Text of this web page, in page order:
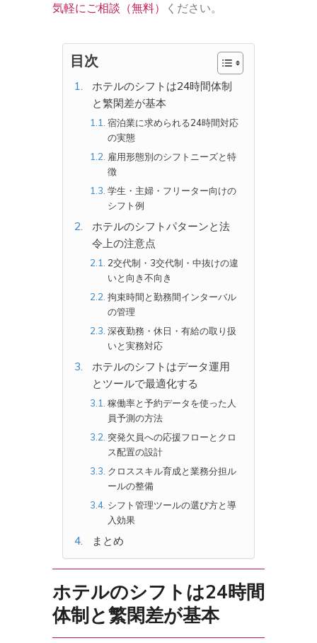
気軽にご相談（無料）
ください。
目次
ホテルのシフトは24時間体制
と繁閑差が基本
宿泊業に求められる24時間対応
の実態
雇用形態別のシフトニーズと特
徴
学生・主婦・フリーター向けの
シフト例
ホテルのシフトパターンと法
令上の注意点
2交代制・3交代制・中抜けの違
いと向き不向き
拘束時間と勤務間インターバル
の管理
深夜勤務・休日・有給の取り扱
いと実務対応
ホテルのシフトはデータ運用
とツールで最適化する
稼働率と予約データを使った人
員予測の方法
突発欠員への応援フローとクロ
ス配置の設計
クロススキル育成と業務分担ル
ールの整備
シフト管理ツールの選び方と導
入効果
まとめ
ホテルのシフトは24時間
体制と繁閑差が基本